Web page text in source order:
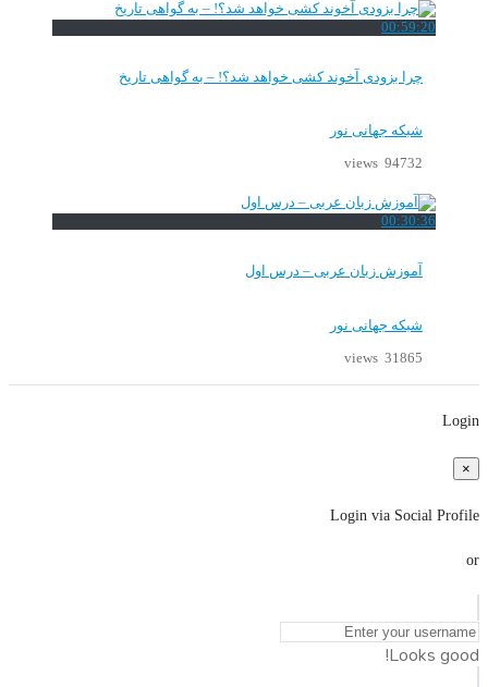
00:59:20
چرا بزودی آخوند کشی خواهد شد؟! – به گواهی تاریخ
شبکه جهانی نور
94732 views
00:30:36
آموزش زبان عربی – درس اول
شبکه جهانی نور
31865 views
Login
×
Login via Social Profile
or
Looks good!